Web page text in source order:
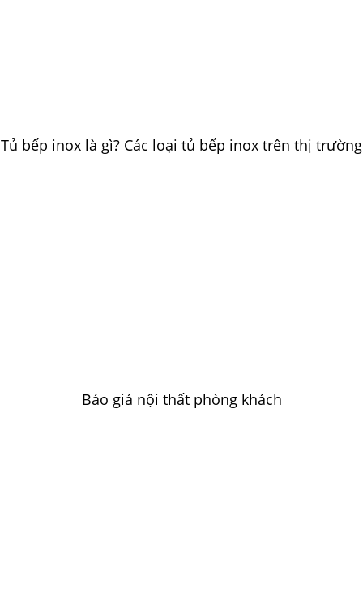
Tủ bếp inox là gì? Các loại tủ bếp inox trên thị trường
Báo giá nội thất phòng khách